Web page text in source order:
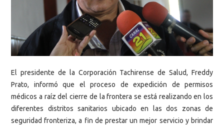
El presidente de la Corporación Tachirense de Salud, Freddy
Prato, informó que el proceso de expedición de permisos
médicos a raíz del cierre de la frontera se está realizando en los
diferentes distritos sanitarios ubicado en las dos zonas de
seguridad fronteriza, a fin de prestar un mejor servicio y brindar